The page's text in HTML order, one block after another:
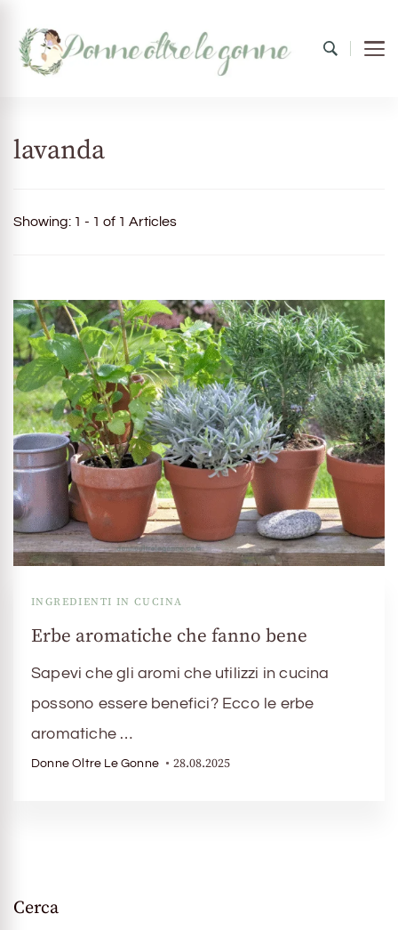
lavanda
Showing: 1 - 1 of 1 Articles
INGREDIENTI IN CUCINA
Erbe aromatiche che fanno bene
Sapevi che gli aromi che utilizzi in cucina
possono essere benefici? Ecco le erbe
aromatiche …
Donne Oltre Le Gonne 28.08.2025
Cerca